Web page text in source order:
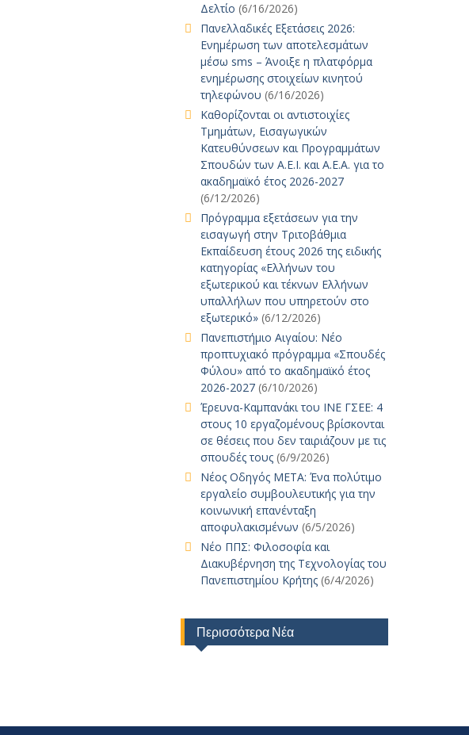
Δελτίο (6/16/2026)
Πανελλαδικές Εξετάσεις 2026:
Ενημέρωση των αποτελεσμάτων
μέσω sms – Άνοιξε η πλατφόρμα
ενημέρωσης στοιχείων κινητού
τηλεφώνου (6/16/2026)
Καθορίζονται οι αντιστοιχίες
Τμημάτων, Εισαγωγικών
Κατευθύνσεων και Προγραμμάτων
Σπουδών των Α.Ε.Ι. και Α.Ε.Α. για το
ακαδημαϊκό έτος 2026-2027
(6/12/2026)
Πρόγραμμα εξετάσεων για την
εισαγωγή στην Τριτοβάθμια
Εκπαίδευση έτους 2026 της ειδικής
κατηγορίας «Ελλήνων του
εξωτερικού και τέκνων Ελλήνων
υπαλλήλων που υπηρετούν στο
εξωτερικό» (6/12/2026)
Πανεπιστήμιο Αιγαίου: Νέο
προπτυχιακό πρόγραμμα «Σπουδές
Φύλου» από το ακαδημαϊκό έτος
2026-2027 (6/10/2026)
Έρευνα-Καμπανάκι του ΙΝΕ ΓΣΕΕ: 4
στους 10 εργαζομένους βρίσκονται
σε θέσεις που δεν ταιριάζουν με τις
σπουδές τους (6/9/2026)
Νέος Οδηγός ΜΕΤΑ: Ένα πολύτιμο
εργαλείο συμβουλευτικής για την
κοινωνική επανένταξη
αποφυλακισμένων (6/5/2026)
Νέο ΠΠΣ: Φιλοσοφία και
Διακυβέρνηση της Τεχνολογίας του
Πανεπιστημίου Κρήτης (6/4/2026)
Περισσότερα Νέα